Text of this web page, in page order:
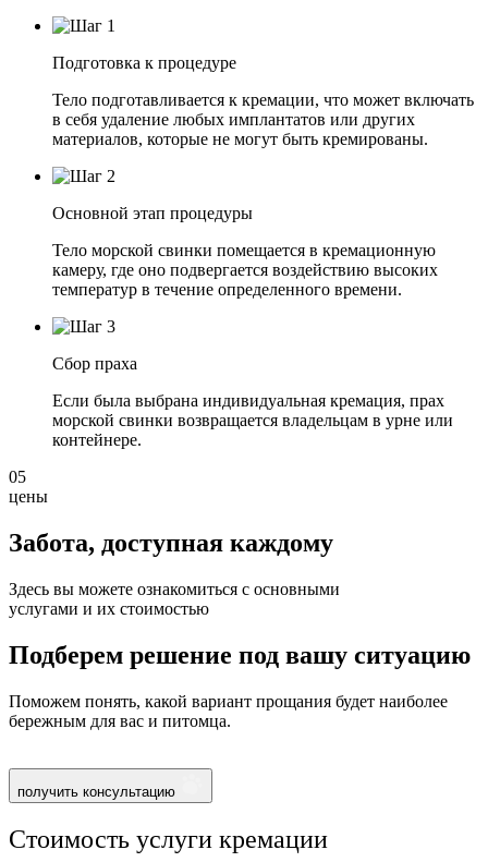
Подготовка к процедуре
Тело подготавливается к кремации, что может включать
в себя удаление любых имплантатов или других
материалов, которые не могут быть кремированы.
Основной этап процедуры
Тело морской свинки помещается в кремационную
камеру, где оно подвергается воздействию высоких
температур в течение определенного времени.
Сбор праха
Если была выбрана индивидуальная кремация, прах
морской свинки возвращается владельцам в урне или
контейнере.
05
цены
Забота, доступная каждому
Здесь вы можете ознакомиться с основными
услугами и их стоимостью
Подберем решение под вашу ситуацию
Поможем понять, какой вариант прощания будет наиболее
бережным для вас и питомца.
получить консультацию
Стоимость услуги кремации